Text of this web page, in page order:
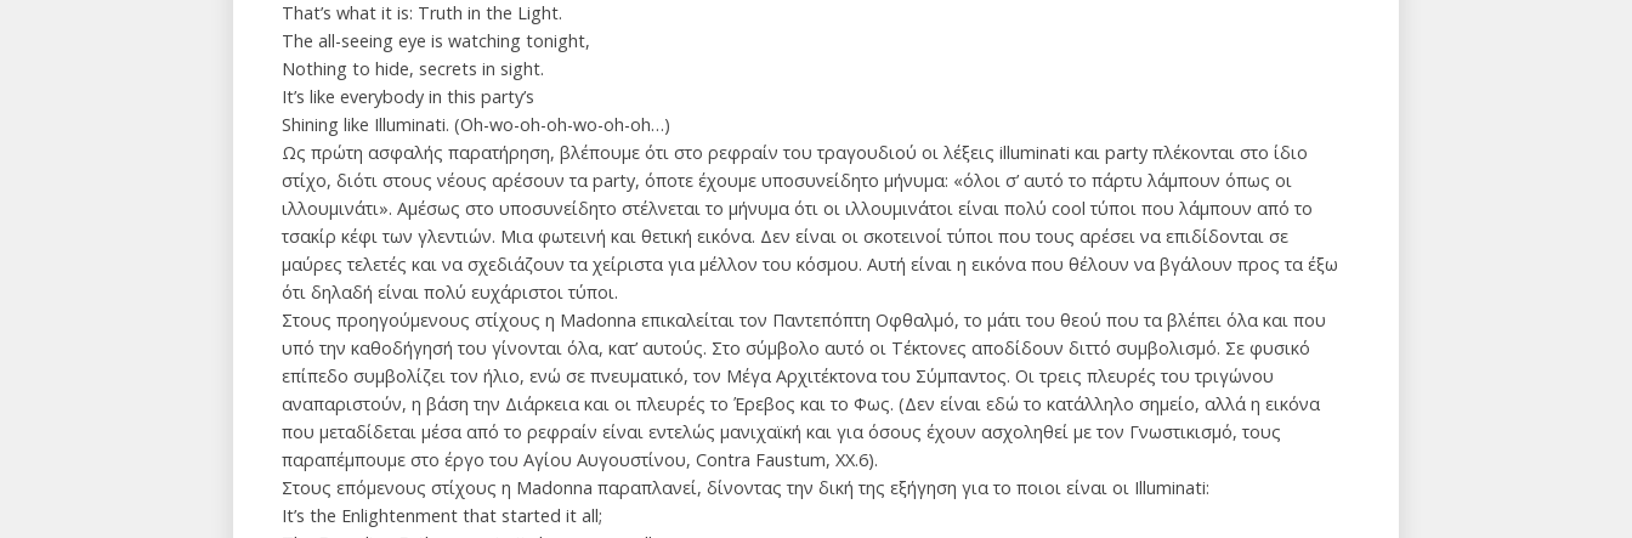
That’s what it is: Truth in the Light.
The all-seeing eye is watching tonight,
Nothing to hide, secrets in sight.
It’s like everybody in this party’s
Shining like Illuminati. (Oh-wo-oh-oh-wo-oh-oh…)
Ως πρώτη ασφαλής παρατήρηση, βλέπουμε ότι στο ρεφραίν του τραγουδιού οι λέξεις illuminati και party πλέκονται στο ίδιο
στίχο, διότι στους νέους αρέσουν τα party, όποτε έχουμε υποσυνείδητο μήνυμα: «όλοι σ’ αυτό το πάρτυ λάμπουν όπως οι
ιλλουμινάτι». Αμέσως στο υποσυνείδητο στέλνεται το μήνυμα ότι οι ιλλουμινάτοι είναι πολύ cool τύποι που λάμπουν από το
τσακίρ κέφι των γλεντιών. Μια φωτεινή και θετική εικόνα. Δεν είναι οι σκοτεινοί τύποι που τους αρέσει να επιδίδονται σε
μαύρες τελετές και να σχεδιάζουν τα χείριστα για μέλλον του κόσμου. Αυτή είναι η εικόνα που θέλουν να βγάλουν προς τα έξω
ότι δηλαδή είναι πολύ ευχάριστοι τύποι.
Στους προηγούμενους στίχους η Madonna επικαλείται τον Παντεπόπτη Οφθαλμό, το μάτι του θεού που τα βλέπει όλα και που
υπό την καθοδήγησή του γίνονται όλα, κατ’ αυτούς. Στο σύμβολο αυτό οι Τέκτονες αποδίδουν διττό συμβολισμό. Σε φυσικό
επίπεδο συμβολίζει τον ήλιο, ενώ σε πνευματικό, τον Μέγα Αρχιτέκτονα του Σύμπαντος. Οι τρεις πλευρές του τριγώνου
αναπαριστούν, η βάση την Διάρκεια και οι πλευρές το Έρεβος και το Φως. (Δεν είναι εδώ το κατάλληλο σημείο, αλλά η εικόνα
που μεταδίδεται μέσα από το ρεφραίν είναι εντελώς μανιχαϊκή και για όσους έχουν ασχοληθεί με τον Γνωστικισμό, τους
παραπέμπουμε στο έργο του Αγίου Αυγουστίνου, Contra Faustum, XX.6).
Στους επόμενους στίχους η Madonna παραπλανεί, δίνοντας την δική της εξήγηση για το ποιοι είναι οι Illuminati:
It’s the Enlightenment that started it all;